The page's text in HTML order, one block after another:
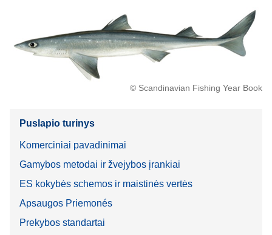
© Scandinavian Fishing Year Book
Puslapio turinys
Komerciniai pavadinimai
Gamybos metodai ir žvejybos įrankiai
ES kokybės schemos ir maistinės vertės
Apsaugos Priemonés
Prekybos standartai